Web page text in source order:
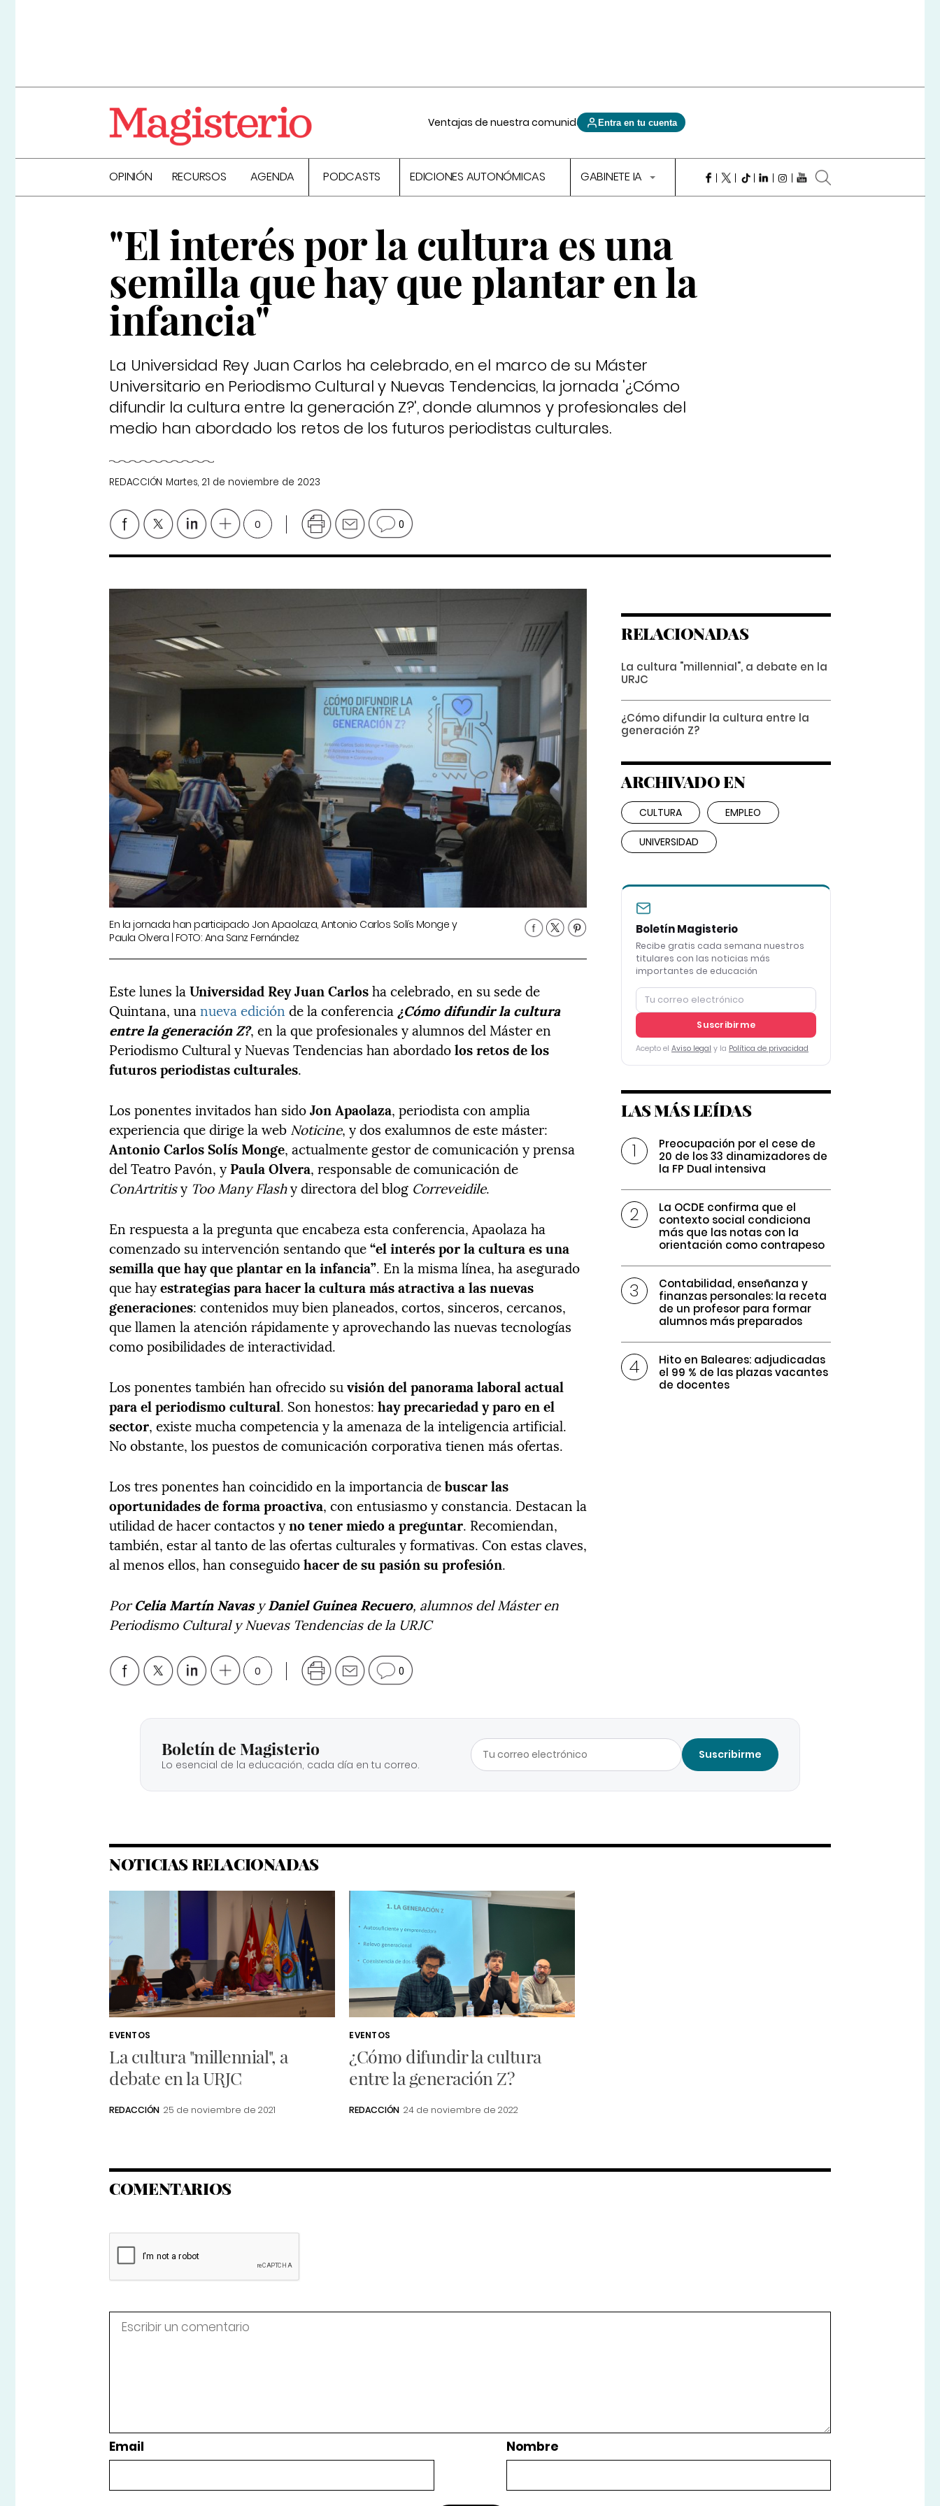
Ventajas de nuestra comunidad Entra en tu cuenta
OPINIÓN RECURSOS AGENDA PODCASTS EDICIONES AUTONÓMICAS GABINETE IA
"El interés por la cultura es una
semilla que hay que plantar en la
infancia"
La Universidad Rey Juan Carlos ha celebrado, en el marco de su Máster
Universitario en Periodismo Cultural y Nuevas Tendencias, la jornada '¿Cómo
difundir la cultura entre la generación Z?', donde alumnos y profesionales del
medio han abordado los retos de los futuros periodistas culturales.
REDACCIÓN Martes, 21 de noviembre de 2023
0 0
En la jornada han participado Jon Apaolaza, Antonio Carlos Solís Monge y
Paula Olvera | FOTO: Ana Sanz Fernández
Este lunes laUniversidad Rey Juan Carlosha celebrado, en su sede de
Quintana, unanueva edición de la conferencia ¿Cómo difundir la cultura
entre la generación Z?, en la que profesionales y alumnos del Máster en
Periodismo Cultural y Nuevas Tendencias han abordadolos retos de los
futuros periodistas culturales.
Los ponentes invitados han sidoJon Apaolaza, periodista con amplia
experiencia que dirige la web Noticine, y dos exalumnos de este máster:
Antonio Carlos Solís Monge, actualmente gestor de comunicación y prensa
del Teatro Pavón, y Paula Olvera, responsable de comunicación de
ConArtritisy Too Many Flashy directora del blog Correveidile.
En respuesta a la pregunta que encabeza esta conferencia, Apaolaza ha
comenzado su intervención sentando que“el interés por la cultura es una
semilla que hay que plantar en la infancia”. En la misma línea, ha asegurado
que hayestrategias para hacer la cultura más atractiva a las nuevas
generaciones: contenidos muy bien planeados, cortos, sinceros, cercanos,
que llamen la atención rápidamente y aprovechando las nuevas tecnologías
como posibilidades de interactividad.
Los ponentes también han ofrecido suvisión del panorama laboral actual
para el periodismo cultural. Son honestos:hay precariedad y paro en el
sector, existe mucha competencia y la amenaza de la inteligencia artificial.
No obstante, los puestos de comunicación corporativa tienen más ofertas.
Los tres ponentes han coincidido en la importancia debuscar las
oportunidades de forma proactiva, con entusiasmo y constancia. Destacan la
utilidad de hacer contactos yno tener miedo a preguntar. Recomiendan,
también, estar al tanto de las ofertas culturales y formativas. Con estas claves,
al menos ellos, han conseguidohacer de su pasión su profesión.
PorCelia Martín NavasyDaniel Guinea Recuero, alumnos del Máster en
Periodismo Cultural y Nuevas Tendencias de la URJC
0 0
RELACIONADAS
La cultura "millennial", a debate en la
URJC
¿Cómo difundir la cultura entre la
generación Z?
ARCHIVADO EN
CULTURA EMPLEO
UNIVERSIDAD
Boletín Magisterio
Recibe gratis cada semana nuestros
titulares con las noticias más
importantes de educación
Suscribirme
Acepto el Aviso legal y la Política de privacidad
LAS MÁS LEÍDAS
Preocupación por el cese de
20 de los 33 dinamizadores de
la FP Dual intensiva
La OCDE confirma que el
contexto social condiciona
más que las notas con la
orientación como contrapeso
Contabilidad, enseñanza y
finanzas personales: la receta
de un profesor para formar
alumnos más preparados
Hito en Baleares: adjudicadas
el 99 % de las plazas vacantes
de docentes
Boletín de Magisterio
Lo esencial de la educación, cada día en tu correo.
Suscribirme
NOTICIAS RELACIONADAS
EVENTOS
La cultura "millennial", a
debate en la URJC
REDACCIÓN 25 de noviembre de 2021
EVENTOS
¿Cómo difundir la cultura
entre la generación Z?
REDACCIÓN 24 de noviembre de 2022
COMENTARIOS
Email Nombre